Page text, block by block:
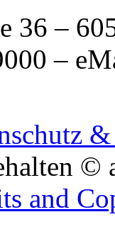
36 –
–
©
and